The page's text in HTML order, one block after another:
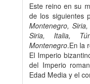
Este reino en su
de los siguientes
Montenegro,
Siria, Italia,
Montenegro.En la
El Imperio
del Imperio
Edad Media y el